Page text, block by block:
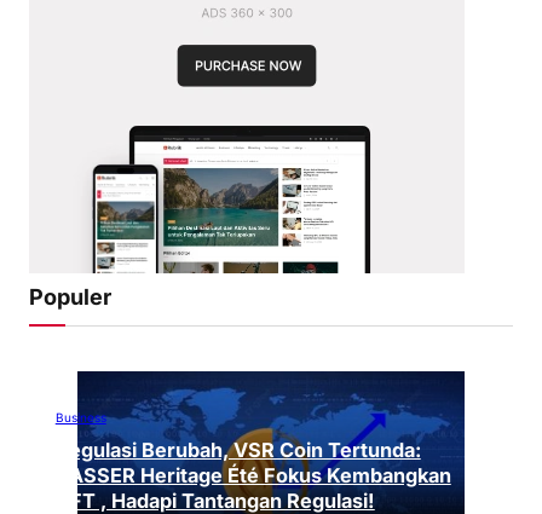
Populer
Business
Regulasi Berubah, VSR Coin Tertunda:
VASSER Heritage Été Fokus Kembangkan
NFT , Hadapi Tantangan Regulasi!